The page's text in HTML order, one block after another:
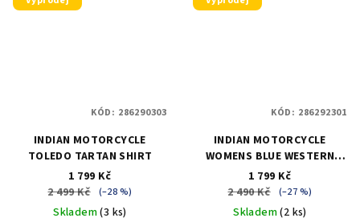
INDIAN MOTORCYCLE
TOLEDO TARTAN SHIRT
1 799 Kč
2 499 Kč
(–28 %)
Skladem(3 ks)
KÓD: 286290303
INDIAN MOTORCYCLE
WOMENS BLUE WESTERN
DENIM SHIRT
1 799 Kč
2 490 Kč
(–27 %)
Skladem(2 ks)
KÓD: 286292301